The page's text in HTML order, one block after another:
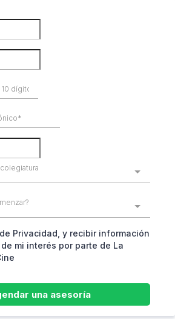
Privacidad, y recibir información
mi interés por parte de La
una asesoría